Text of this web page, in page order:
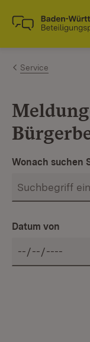
Zum Inhalt
Link zur
Service
Wonach suchen
Datum von